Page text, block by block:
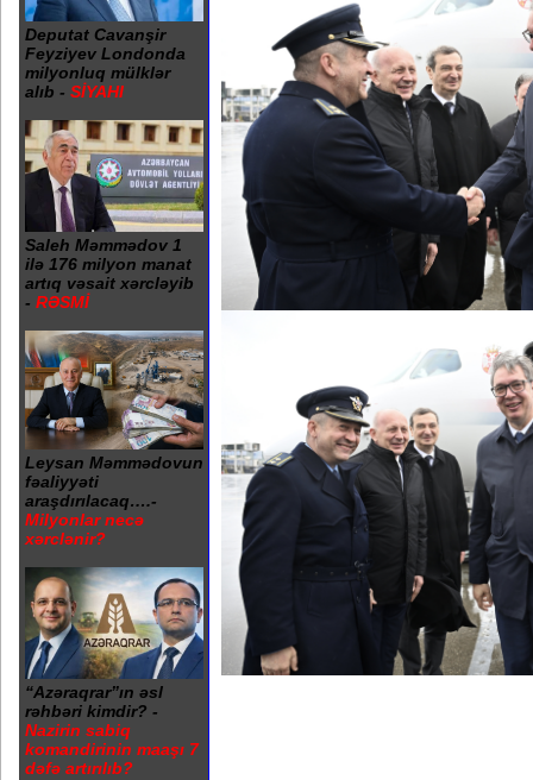
Deputat Cavanşir
Feyziyev Londonda
milyonluq mülklər
alıb - SİYAHI
Saleh Məmmədov 1
ilə 176 milyon manat
artıq vəsait xərcləyib
- RƏSMİ
Leysan Məmmədovun
fəaliyyəti
araşdırılacaq….-
Milyonlar necə
xərclənir?
“Azəraqrar”ın əsl
rəhbəri kimdir? -
Nazirin sabiq
komandirinin maaşı 7
dəfə artırılıb?